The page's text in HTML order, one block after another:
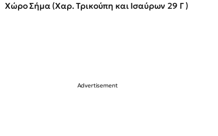
Χώρο Σήμα (Χαρ. Τρικούπη και Ισαύρων 29 Γ )